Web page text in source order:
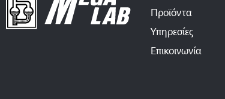
Προϊόντα
Υπηρεσίες
Επικοινωνία